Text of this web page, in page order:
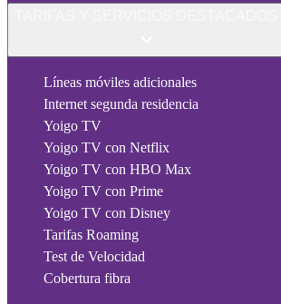
Líneas móviles adicionales
Internet segunda residencia
Yoigo TV
Yoigo TV con Netflix
Yoigo TV con HBO Max
Yoigo TV con Prime
Yoigo TV con Disney
Tarifas Roaming
Test de Velocidad
Cobertura fibra